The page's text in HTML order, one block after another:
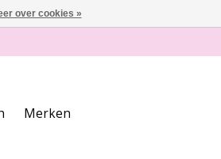
Merken
over cookies »